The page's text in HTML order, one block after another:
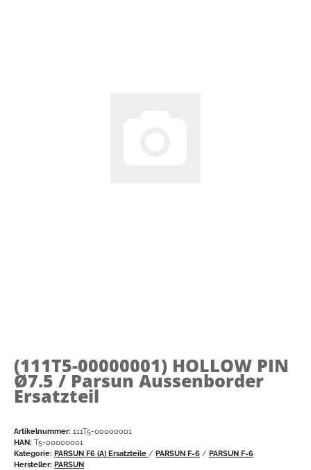
(111T5-00000001) HOLLOW PIN
Ø7.5 / Parsun Aussenborder
Ersatzteil
Artikelnummer: 111T5-00000001
HAN: T5-00000001
Kategorie: PARSUN F6 (A) Ersatzteile / PARSUN F-6 / PARSUN F-6
Hersteller: PARSUN